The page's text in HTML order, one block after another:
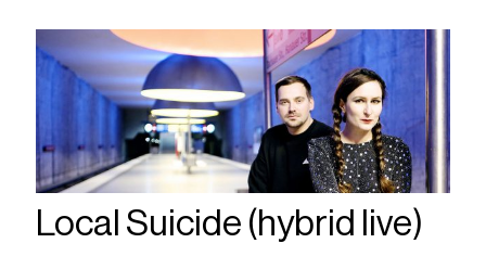
Local Suicide (hybrid live)